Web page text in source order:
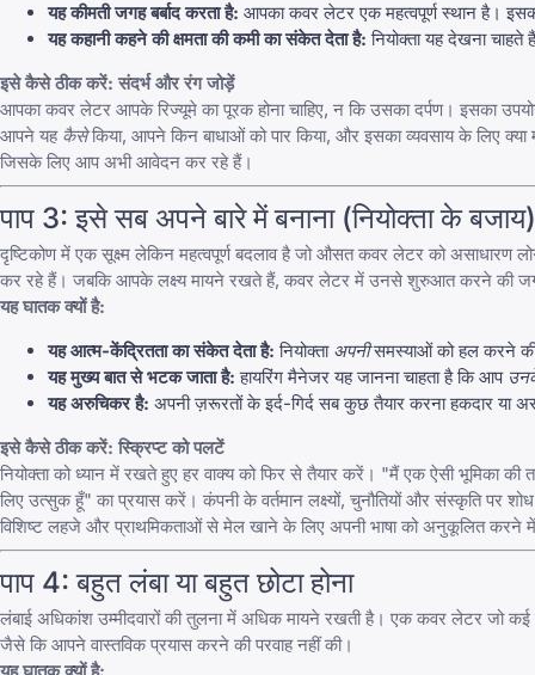
यह कीमती जगह बर्बाद करता है: आपका कवर लेटर एक महत्वपूर्ण स्थान है।
यह कहानी कहने की क्षमता की कमी का संकेत देता है: नियोक्ता यह देखना
इसे कैसे ठीक करें: संदर्भ और रंग जोड़ें
आपका कवर लेटर आपके रिज्यूमे का पूरक होना चाहिए, न कि उसका दर्पण। इसका
आपने यह कैसेकिया, आपने किन बाधाओं को पार किया, और इसका व्यवसाय के लिए
जिसके लिए आप अभी आवेदन कर रहे हैं।
पाप 3: इसे सब अपने बारे में बनाना (नियोक्ता के बजाय)
दृष्टिकोण में एक सूक्ष्म लेकिन महत्वपूर्ण बदलाव है जो औसत कवर लेटर को असाधारण
कर रहे हैं। जबकि आपके लक्ष्य मायने रखते हैं, कवर लेटर में उनसे शुरुआत करने की
यह घातक क्यों है:
यह आत्म-केंद्रितता का संकेत देता है: नियोक्ता अपनीसमस्याओं को हल करने
यह मुख्य बात से भटक जाता है: हायरिंग मैनेजर यह जानना चाहता है कि आप
यह अरुचिकर है: अपनी ज़रूरतों के इर्द-गिर्द सब कुछ तैयार करना हकदार
इसे कैसे ठीक करें: स्क्रिप्ट को पलटें
नियोक्ता को ध्यान में रखते हुए हर वाक्य को फिर से तैयार करें। "मैं एक ऐसी
लिए उत्सुक हूँ" का प्रयास करें। कंपनी के वर्तमान लक्ष्यों, चुनौतियों और संस्कृति पर
विशिष्ट लहजे और प्राथमिकताओं से मेल खाने के लिए अपनी भाषा को अनुकूलित
पाप 4: बहुत लंबा या बहुत छोटा होना
लंबाई अधिकांश उम्मीदवारों की तुलना में अधिक मायने रखती है। एक कवर लेटर जो
जैसे कि आपने वास्तविक प्रयास करने की परवाह नहीं की।